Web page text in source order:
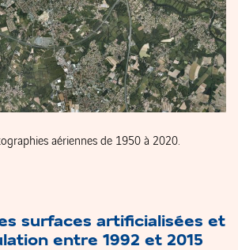
aériennes de 1950 à 2020.
surfaces artificialisées et
entre 1992 et 2015